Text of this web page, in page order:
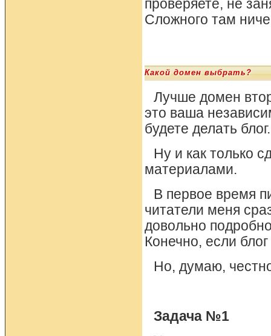
проверяете, не
Сложного там
Какой домен выбрать?
Лучше домен
это ваша
будете делать блог.
Ну и как только
материалами.
В первое время
читатели меня
довольно
Конечно, если
Но, думаю,
Задача №1